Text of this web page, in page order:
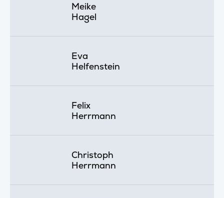
Meike
Hagel
Eva
Helfenstein
Felix
Herrmann
Christoph
Herrmann